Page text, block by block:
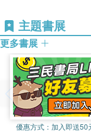
主題書展
更多書展
優惠方式： 加入即送50